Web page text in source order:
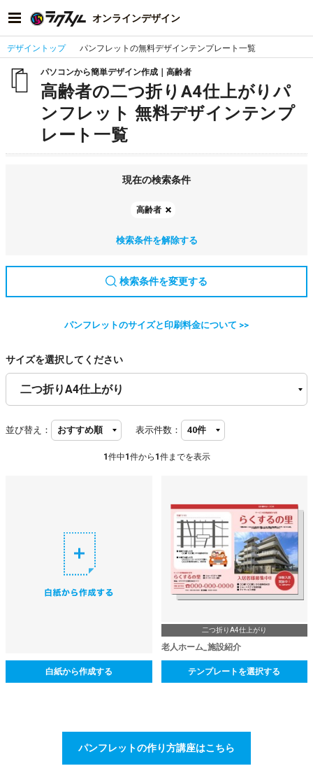
オンラインデザイン
デザイントップ パンフレットの無料デザインテンプレート一覧
パソコンから簡単デザイン作成｜高齢者
高齢者の二つ折りA4仕上がりパ
ンフレット 無料デザインテンプ
レート一覧
現在の検索条件
高齢者
検索条件を解除する
検索条件を変更する
パンフレットのサイズと印刷料金について >>
サイズを選択してください
並び替え： 表示件数：
1 件中1 件から 1 件までを表示
白紙から作成する
二つ折りA4仕上がり
老人ホーム_施設紹介
テンプレートを選択する
パンフレットの作り方講座はこちら